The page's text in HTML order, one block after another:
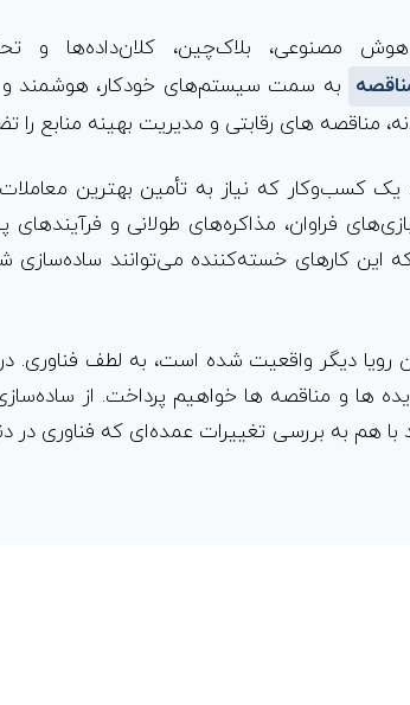
هوش مصنوعی، بلاک‌چین، کلان‌داده‌ها و
به سمت سیستم‌های خودکار، هوشمند و
مناقصه های رقابتی و مدیریت بهینه منابع را
یک کسب‌وکار که نیاز به تأمین بهترین
فراوان، مذاکره‌های طولانی و فرآیندهای
این کارهای خسته‌کننده می‌توانند ساده‌سازی
رویا دیگر واقعیت شده است، به لطف فناوری.
ها و مناقصه ها خواهیم پرداخت. از
با هم به بررسی تغییرات عمده‌ای که فناوری در